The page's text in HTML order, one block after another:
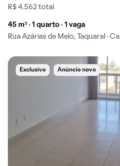
R$ 4.562 total
45 m² · 1 quarto · 1 vaga
Rua Azárias de Melo, Taquaral ·
Exclusivo Anúncio novo